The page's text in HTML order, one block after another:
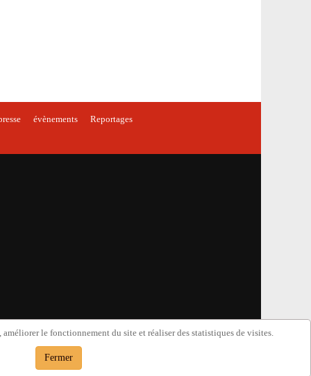
évènements Reportages
le fonctionnement du site et réaliser des statistiques de visites.
Fermer